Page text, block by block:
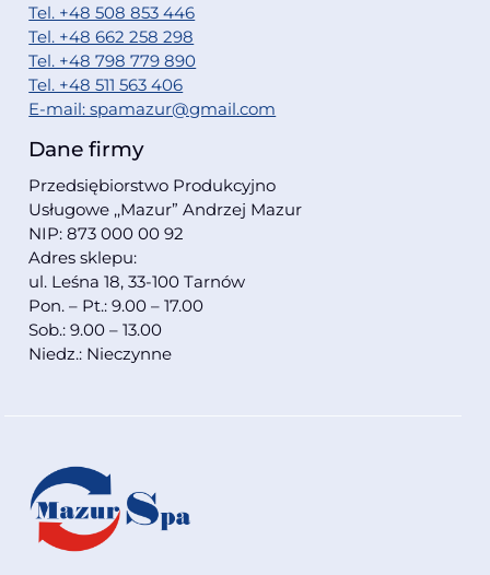
Tel. +48 508 853 446
Tel. +48 662 258 298
Tel. +48 798 779 890
Tel. +48 511 563 406
E-mail: spamazur@gmail.com
Dane firmy
Przedsiębiorstwo Produkcyjno
Usługowe ,,Mazur” Andrzej Mazur
NIP: 873 000 00 92
Adres sklepu:
ul. Leśna 18, 33-100 Tarnów
Pon. – Pt.: 9.00 – 17.00
Sob.: 9.00 – 13.00
Niedz.: Nieczynne